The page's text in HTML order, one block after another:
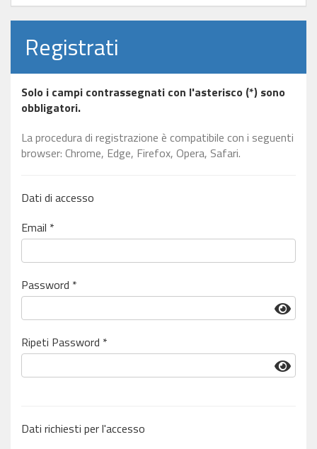
Registrati
Solo i campi contrassegnati con l'asterisco (*) sono
obbligatori.
La procedura di registrazione è compatibile con i seguenti
browser: Chrome, Edge, Firefox, Opera, Safari.
Dati di accesso
Email *
Password *
Ripeti Password *
Dati richiesti per l'accesso